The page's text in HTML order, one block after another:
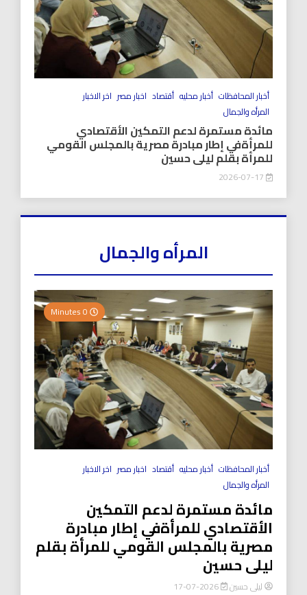
أخبار المحافظات أخبار محليه أقتصاد اخبار مصر اخر الاخبار
المرأه والجمال
مائدة مستمرة لدعم التمكين الأقتصادي
للمرأةفي إطار مبادرة مصرية بالمجلس القومي
للمرأة بقلم ليلى حسين
المرأه والجمال
أخبار المحافظات أخبار محليه أقتصاد اخبار مصر اخر الاخبار
المرأه والجمال
مائدة مستمرة لدعم التمكين
الأقتصادي للمرأةفي إطار مبادرة
مصرية بالمجلس القومي للمرأة بقلم
ليلى حسين
ليلى حسين 2026-07-17